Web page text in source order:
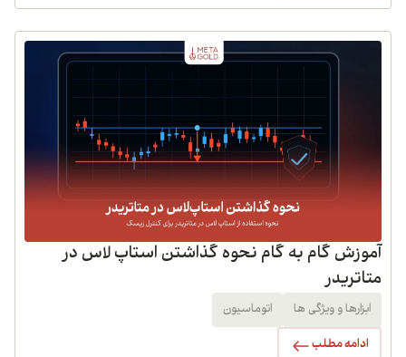
آموزش گام به گام نحوه گذاشتن استاپ لاس در
متاتریدر
ابزارها و ویژگی ها اتوماسیون
ادامه مطلب